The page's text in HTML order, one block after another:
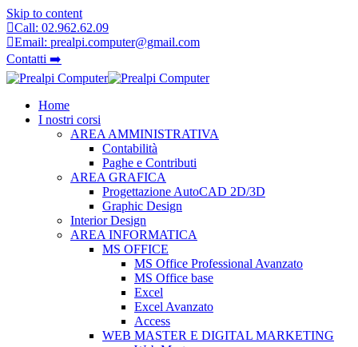
Skip to content
Call: 02.962.62.09
Email: prealpi.computer@gmail.com
Contatti ➡️
Home
I nostri corsi
AREA AMMINISTRATIVA
Contabilità
Paghe e Contributi
AREA GRAFICA
Progettazione AutoCAD 2D/3D
Graphic Design
Interior Design
AREA INFORMATICA
MS OFFICE
MS Office Professional Avanzato
MS Office base
Excel
Excel Avanzato
Access
WEB MASTER E DIGITAL MARKETING